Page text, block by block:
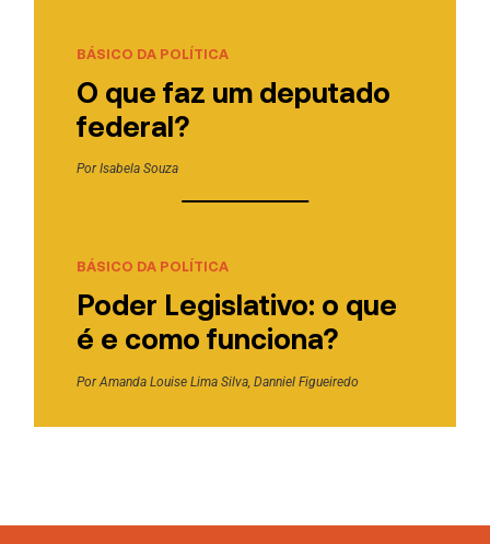
BÁSICO DA POLÍTICA
O que faz um deputado
federal?
PorIsabela Souza
BÁSICO DA POLÍTICA
Poder Legislativo: o que
é e como funciona?
PorAmanda Louise Lima Silva, Danniel Figueiredo